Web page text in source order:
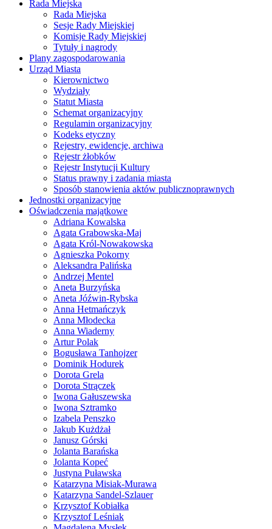
Rada Miejska
Rada Miejska
Sesje Rady Miejskiej
Komisje Rady Miejskiej
Tytuły i nagrody
Plany zagospodarowania
Urząd Miasta
Kierownictwo
Wydziały
Statut Miasta
Schemat organizacyjny
Regulamin organizacyjny
Kodeks etyczny
Rejestry, ewidencje, archiwa
Rejestr żłobków
Rejestr Instytucji Kultury
Status prawny i zadania miasta
Sposób stanowienia aktów publicznoprawnych
Jednostki organizacyjne
Oświadczenia majątkowe
Adriana Kowalska
Agata Grabowska-Maj
Agata Król-Nowakowska
Agnieszka Pokorny
Aleksandra Palińska
Andrzej Mentel
Aneta Burzyńska
Aneta Jóźwin-Rybska
Anna Hetmańczyk
Anna Młodecka
Anna Wiaderny
Artur Polak
Bogusława Tanhojzer
Dominik Hodurek
Dorota Grela
Dorota Strączek
Iwona Gałuszewska
Iwona Sztramko
Izabela Penszko
Jakub Kużdżał
Janusz Górski
Jolanta Barańska
Jolanta Kopeć
Justyna Puławska
Katarzyna Misiak-Murawa
Katarzyna Sandel-Szlauer
Krzysztof Kobiałka
Krzysztof Leśniak